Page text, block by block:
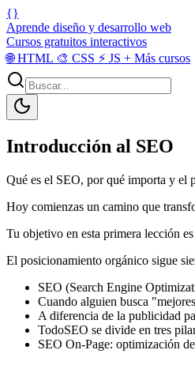
{}
Aprende diseño y desarrollo web
Cursos gratuitos interactivos
🌐HTML 🎨 CSS ⚡ JS + Más cursos
Introducción al SEO
Qué es el SEO, por qué importa y el
Hoy comienzas un camino que
Tu objetivo en esta primera lección
El posicionamiento orgánico sigue
SEO (Search Engine
Cuando alguien busca
A diferencia de la publicidad
TodoSEO se divide en tres
SEO On-Page: optimización